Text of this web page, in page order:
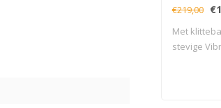
€219,00
Met
stevige